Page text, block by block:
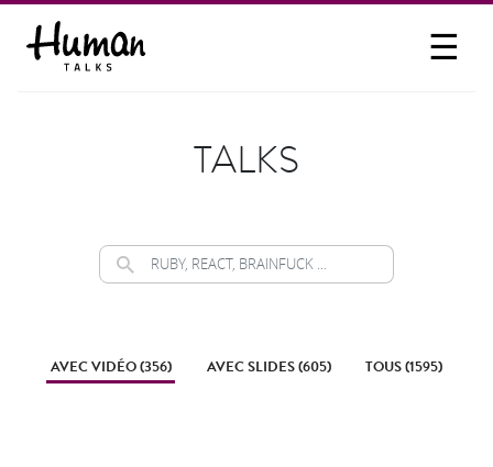
☰
PARTICIPER
TALKS
AVEC VIDÉO (356) AVEC SLIDES (605) TOUS (1595)